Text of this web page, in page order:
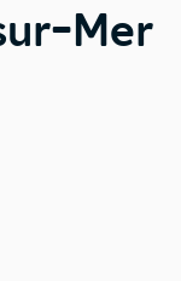
Mer